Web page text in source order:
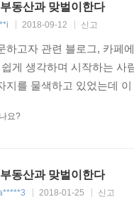
동산과 맞벌이한다
2018-09-12 신고
하고자 관련 블로그, 카페
게 생각하며 시작하는
지를 물색하고 있었는데
요?
동산과 맞벌이한다
2018-01-25 신고